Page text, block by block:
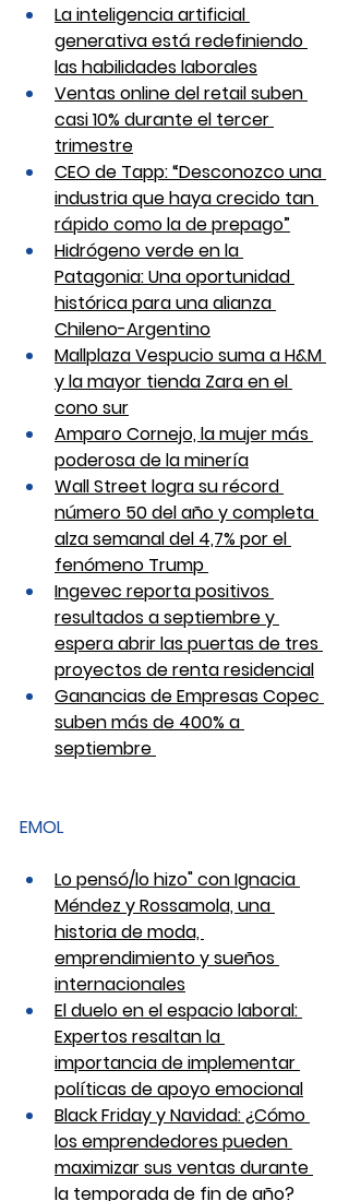
La inteligencia artificial
generativa está redefiniendo
las habilidades laborales
Ventas online del retail suben
casi 10% durante el tercer
trimestre
CEO de Tapp: “Desconozco una
industria que haya crecido tan
rápido como la de prepago”
Hidrógeno verde en la
Patagonia: Una oportunidad
histórica para una alianza
Chileno-Argentino
Mallplaza Vespucio suma a H&M
y la mayor tienda Zara en el
cono sur
Amparo Cornejo, la mujer más
poderosa de la minería
Wall Street logra su récord
número 50 del año y completa
alza semanal del 4,7% por el
fenómeno Trump
Ingevec reporta positivos
resultados a septiembre y
espera abrir las puertas de tres
proyectos de renta residencial
Ganancias de Empresas Copec
suben más de 400% a
septiembre
EMOL
Lo pensó/lo hizo" con Ignacia
Méndez y Rossamola, una
historia de moda,
emprendimiento y sueños
internacionales
El duelo en el espacio laboral:
Expertos resaltan la
importancia de implementar
políticas de apoyo emocional
Black Friday y Navidad: ¿Cómo
los emprendedores pueden
maximizar sus ventas durante
la temporada de fin de año?